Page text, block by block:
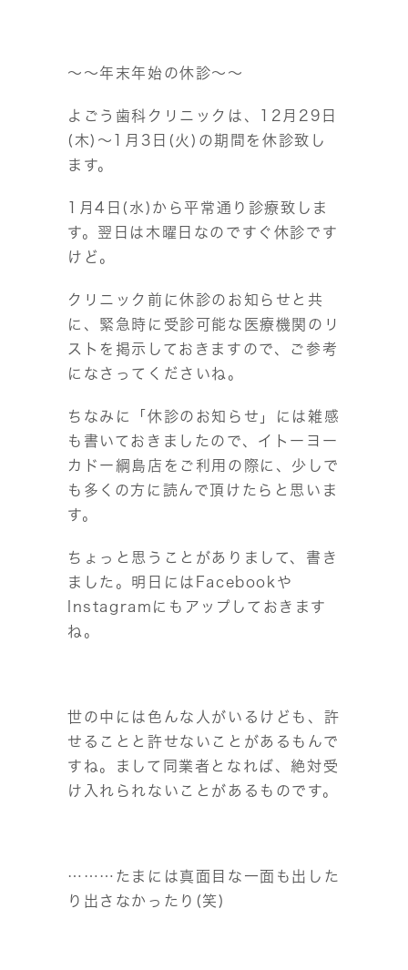
～～年末年始の休診～～
よごう歯科クリニックは、12月29日
(木)～1月3日(火)の期間を休診致し
ます。
1月4日(水)から平常通り診療致しま
す。翌日は木曜日なのですぐ休診です
けど。
クリニック前に休診のお知らせと共
に、緊急時に受診可能な医療機関のリ
ストを掲示しておきますので、ご参考
になさってくださいね。
ちなみに「休診のお知らせ」には雑感
も書いておきましたので、イトーヨー
カドー綱島店をご利用の際に、少しで
も多くの方に読んで頂けたらと思いま
す。
ちょっと思うことがありまして、書き
ました。明日にはFacebookや
Instagramにもアップしておきます
ね。
世の中には色んな人がいるけども、許
せることと許せないことがあるもんで
すね。まして同業者となれば、絶対受
け入れられないことがあるものです。
………たまには真面目な一面も出した
り出さなかったり(笑)